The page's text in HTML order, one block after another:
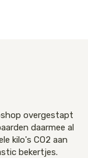
overgestapt
daarmee al
kilo's CO2 aan
bekertjes.